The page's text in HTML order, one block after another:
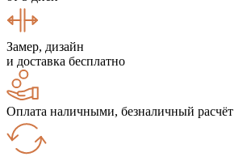
Замер, дизайн
и доставка бесплатно
Оплата наличными, безналичный расчёт